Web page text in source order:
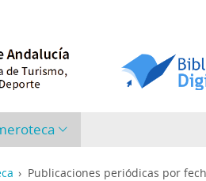
› Publicaciones periódicas por